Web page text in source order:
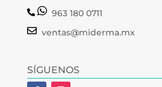
963 180 0711
ventas@miderma.mx
SÍGUENOS